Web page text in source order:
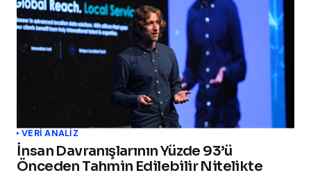
VERI ANALIZ
İnsan Davranışlarının Yüzde 93’ü
Önceden Tahmin Edilebilir Nitelikte